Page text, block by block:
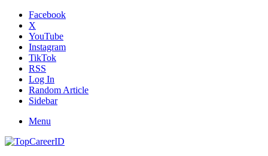
Facebook
X
YouTube
Instagram
TikTok
RSS
Log In
Random Article
Sidebar
Menu